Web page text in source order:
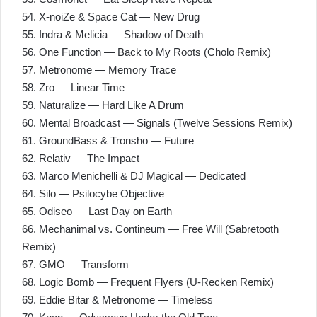
54. X-noiZe & Space Cat — New Drug
55. Indra & Melicia — Shadow of Death
56. One Function — Back to My Roots (Cholo Remix)
57. Metronome — Memory Trace
58. Zro — Linear Time
59. Naturalize — Hard Like A Drum
60. Mental Broadcast — Signals (Twelve Sessions Remix)
61. GroundBass & Tronsho — Future
62. Relativ — The Impact
63. Marco Menichelli & DJ Magical — Dedicated
64. Silo — Psilocybe Objective
65. Odiseo — Last Day on Earth
66. Mechanimal vs. Contineum — Free Will (Sabretooth
Remix)
67. GMO — Transform
68. Logic Bomb — Frequent Flyers (U-Recken Remix)
69. Eddie Bitar & Metronome — Timeless